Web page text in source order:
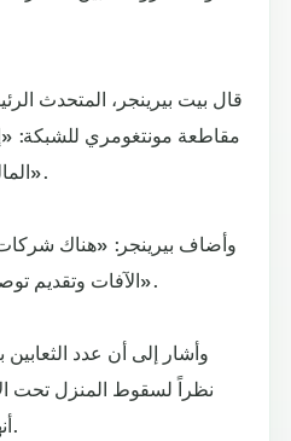
قال بيت بيرينجر، المتحدث
مقاطعة مونتغومري للشبكة:
المالك والمستأجر السابق أيضاً».
وأضاف بيرينجر: «هناك
الآفات وتقديم توصيات أو المبيدات لمكافحتها».
وأشار إلى أن عدد
نظراً لسقوط المنزل تحت
أنهم لم يعودوا يعيشون هناك.